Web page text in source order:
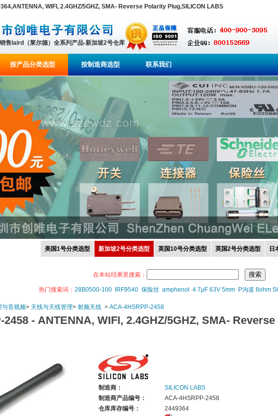
WIFI, 2.4GHZ/5GHZ, SMA- Reverse Polarity Plug,SILICON LABS
售laird（莱尔德）全系列产品-新加坡2号仓库
按产品分类选型 按制造商选型 联系我们
美国1号分类选型 新加坡2号分类选型 英国10号分类选型 英国2号分类选型 日
在本站结果里搜索：
热门搜索词： 28B0500-100 IRF9540 保险丝 amphenol 4.7μF 63V 5mm P沟道 8ohm
与音视频> 天线与天线管理> 射频天线 > ACA-4HSRPP-2458
2458 - ANTENNA, WIFI, 2.4GHZ/5GHZ, SMA- Reverse
制造商：
SILICON LABS
制造商产品编号：
ACA-4HSRPP-2458
仓库库存编号：
2449364